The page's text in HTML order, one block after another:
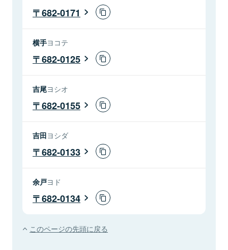
682-0171
横手ヨコテ
682-0125
吉尾ヨシオ
682-0155
吉田ヨシダ
682-0133
余戸ヨド
682-0134
このページの先頭に戻る